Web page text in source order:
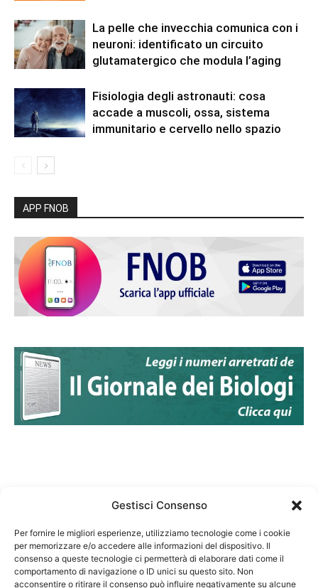
Gestisci Consenso
Per fornire le migliori esperienze, utilizziamo tecnologie come i cookie
per memorizzare e/o accedere alle informazioni del dispositivo. Il
consenso a queste tecnologie ci permetterà di elaborare dati come il
comportamento di navigazione o ID unici su questo sito. Non
acconsentire o ritirare il consenso può influire negativamente su alcune
La pelle che invecchia comunica con i
neuroni: identificato un circuito
glutamatergico che modula l’aging
Fisiologia degli astronauti: cosa
accade a muscoli, ossa, sistema
immunitario e cervello nello spazio
APP FNOB
Federazione Nazionale Degli Ordini dei Biologi:
codice fiscale 80069130583
Responsabile sito internet www.fnob.it: